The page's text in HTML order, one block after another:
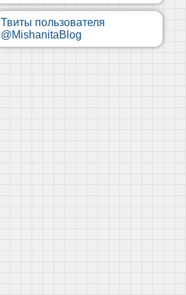
Твиты пользователя
@MishanitaBlog